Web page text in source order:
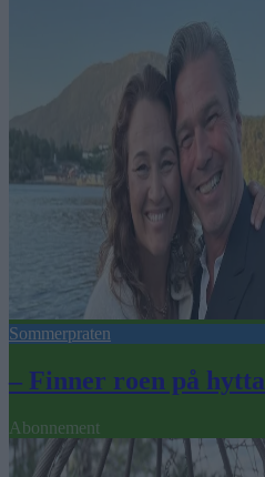
Sommerpraten
– Finner roen på hytta
Abonnement